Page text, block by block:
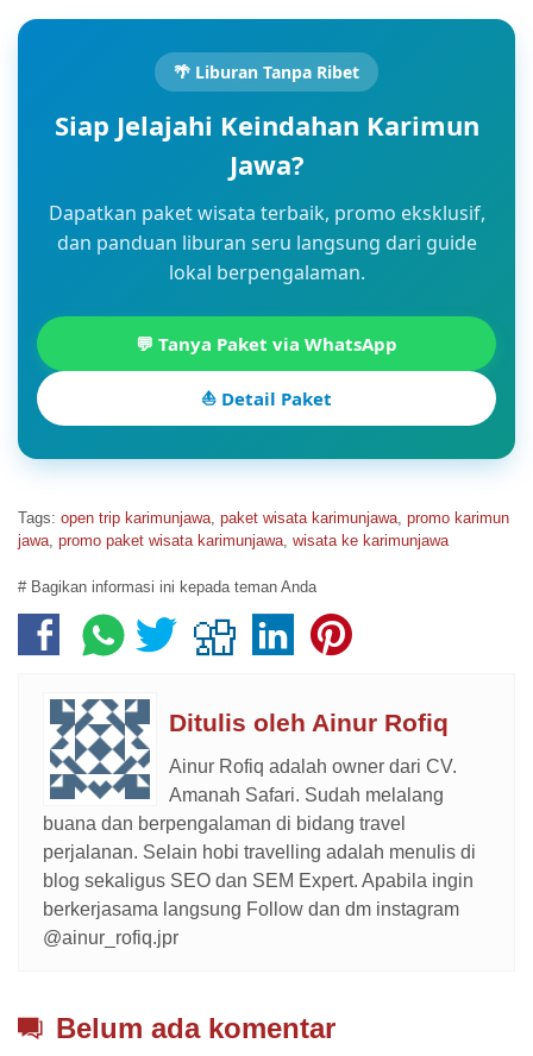
🌴 Liburan Tanpa Ribet
Siap Jelajahi Keindahan Karimun
Jawa?
Dapatkan paket wisata terbaik, promo eksklusif,
dan panduan liburan seru langsung dari guide
lokal berpengalaman.
💬 Tanya Paket via WhatsApp
⛵ Detail Paket
Tags: open trip karimunjawa, paket wisata karimunjawa, promo karimun
jawa, promo paket wisata karimunjawa, wisata ke karimunjawa
# Bagikan informasi ini kepada teman Anda
Ditulis oleh Ainur Rofiq
Ainur Rofiq adalah owner dari CV.
Amanah Safari. Sudah melalang
buana dan berpengalaman di bidang travel
perjalanan. Selain hobi travelling adalah menulis di
blog sekaligus SEO dan SEM Expert. Apabila ingin
berkerjasama langsung Follow dan dm instagram
@ainur_rofiq.jpr
Belum ada komentar